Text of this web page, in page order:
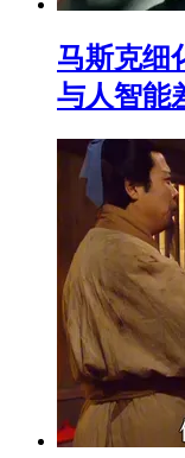
马斯克细
与人智能